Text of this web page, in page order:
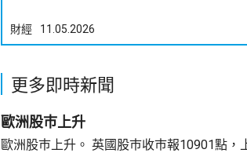
財經 11.05.2026
更多即時新聞
歐洲股巿上升
歐洲股巿上升。 英國股巿收巿報10901點，上